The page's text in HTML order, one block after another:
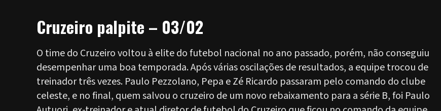
Cruzeiro palpite – 03/02
O time do Cruzeiro voltou à elite do futebol nacional no ano passado, porém, não conseguiu
desempenhar uma boa temporada. Após várias oscilações de resultados, a equipe trocou de
treinador três vezes. Paulo Pezzolano, Pepa e Zé Ricardo passaram pelo comando do clube
celeste, e no final, quem salvou o cruzeiro de um novo rebaixamento para a série B, foi Paulo